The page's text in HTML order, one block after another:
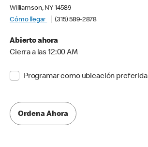
Williamson, NY 14589
Cómo llegar
(315) 589-2878
Abierto ahora
Cierra a las 12:00 AM
Programar como ubicación preferida
Ordena Ahora